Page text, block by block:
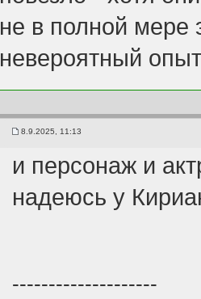
не в полной мере
невероятный
8.9.2025, 11:13
и персонаж и
надеюсь у
--------------------